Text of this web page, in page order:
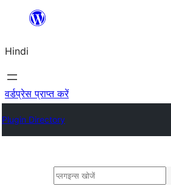
सामग्री
जाएं
Hindi
वर्डप्रेस प्राप्त करें
Plugin Directory
खोजें